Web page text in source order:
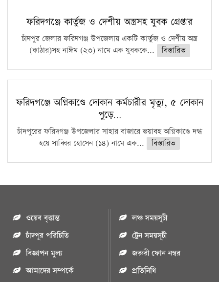
ফরিদগঞ্জে কার্তুজ ও দেশীয় অস্ত্রসহ যুবক গ্রেপ্তার
চাঁদপুর জেলার ফরিদগঞ্জ উপজেলায় একটি কার্তুজ ও দেশীয় অস্ত্র
(কাঠার)সহ নাঈম (২৩) নামে এক যুবককে...
বিস্তারিত
ফরিদগঞ্জে অগ্নিকাণ্ডে দোকান কর্মচারীর মৃত্যু, ৫ দোকান
পুড়ে…
চাঁদপুরের ফরিদগঞ্জ উপজেলার সাহার বাজারে ভয়াবহ অগ্নিকাণ্ডে দগ্ধ
হয়ে সাব্বির হোসেন (১৪) নামে এক...
বিস্তারিত
ওয়েব বৃত্তান্ত
চাঁদপুর পরিচিতি
বিজ্ঞাপন মুল্য
আমাদের সম্পর্কে
লঞ্চ সময়সূচী
ট্রেন সময়সূচী
জরুরী ফোন নম্বর
প্রতিনিধি